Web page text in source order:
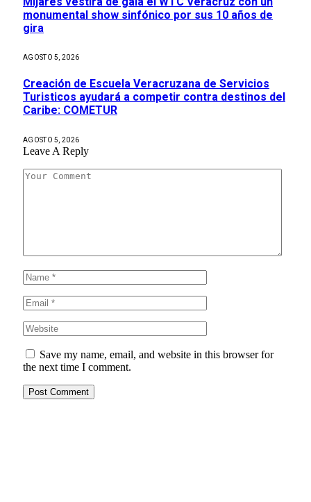
monumental show sinfónico por sus 10 años de
gira
AGOSTO 5, 2026
Creación de Escuela Veracruzana de Servicios
Turisticos ayudará a competir contra destinos del
Caribe: COMETUR
AGOSTO 5, 2026
Leave A Reply
Save my name, email, and website in this browser for
the next time I comment.